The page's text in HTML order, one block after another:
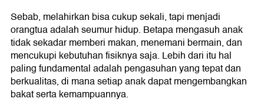
Sebab, melahirkan bisa cukup sekali, tapi menjadi
orangtua adalah seumur hidup. Betapa mengasuh anak
tidak sekadar memberi makan, menemani bermain, dan
mencukupi kebutuhan fisiknya saja. Lebih dari itu hal
paling fundamental adalah pengasuhan yang tepat dan
berkualitas, di mana setiap anak dapat mengembangkan
bakat serta kemampuannya.